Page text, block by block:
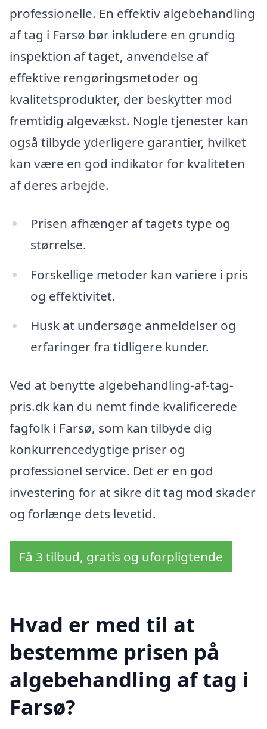
professionelle. En effektiv algebehandling
af tag i Farsø bør inkludere en grundig
inspektion af taget, anvendelse af
effektive rengøringsmetoder og
kvalitetsprodukter, der beskytter mod
fremtidig algevækst. Nogle tjenester kan
også tilbyde yderligere garantier, hvilket
kan være en god indikator for kvaliteten
af deres arbejde.
Prisen afhænger af tagets type og
størrelse.
Forskellige metoder kan variere i pris
og effektivitet.
Husk at undersøge anmeldelser og
erfaringer fra tidligere kunder.
Ved at benytte algebehandling-af-tag-
pris.dk kan du nemt finde kvalificerede
fagfolk i Farsø, som kan tilbyde dig
konkurrencedygtige priser og
professionel service. Det er en god
investering for at sikre dit tag mod skader
og forlænge dets levetid.
Få 3 tilbud, gratis og uforpligtende
Hvad er med til at
bestemme prisen på
algebehandling af tag i
Farsø?